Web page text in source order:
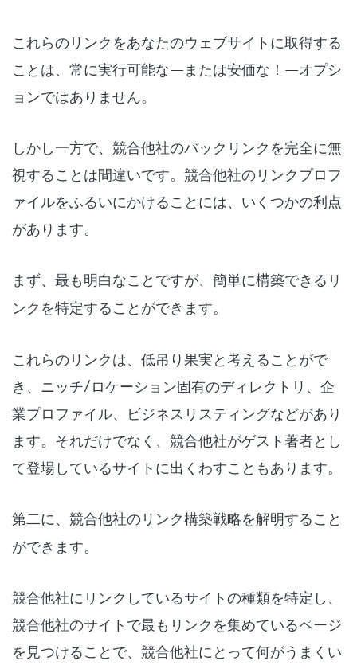
これらのリンクをあなたのウェブサイトに取得する
ことは、常に実行可能な—または安価な！—オプシ
ョンではありません。
しかし一方で、競合他社のバックリンクを完全に無
視することは間違いです。競合他社のリンクプロフ
ァイルをふるいにかけることには、いくつかの利点
があります。
まず、最も明白なことですが、 簡単に構築できるリ
ンクを特定することができます。
これらのリンクは、低吊り果実と考えることがで
き、ニッチ/ロケーション固有のディレクトリ、企
業プロファイル、ビジネスリスティングなどがあり
ます。それだけでなく、競合他社がゲスト著者とし
て登場しているサイトに出くわすこともあります。
第二に、 競合他社のリンク構築戦略を解明すること
ができます。
競合他社にリンクしているサイトの種類を特定し、
競合他社のサイトで最もリンクを集めているページ
を見つけることで、競合他社にとって何がうまくい